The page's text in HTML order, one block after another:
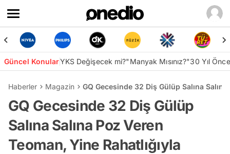
Güncel KonularYKS Değişecek mi?"Manyak Mısınız?"30 Yıl
Haberler Magazin GQ Gecesinde 32 Diş Gülüp Salına
GQ Gecesinde 32 Diş Gülüp
Salına Salına Poz Veren
Teoman, Yine Rahatlığıyla